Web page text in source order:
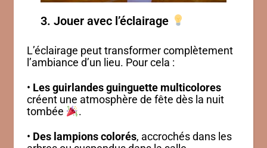
3. Jouer avec l’éclairage
L’éclairage peut transformer complètement
l’ambiance d’un lieu. Pour cela :
• Les guirlandes guinguette multicolores
créent une atmosphère de fête dès la nuit
tombée
.
• Des lampions colorés, accrochés dans les